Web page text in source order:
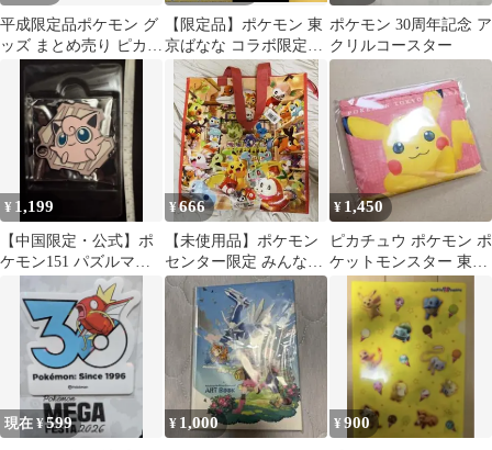
平成限定品ポケモン グ
ッズ まとめ売り ピカチ
ュウ フシギダネ
【限定品】ポケモン 東
京ばなな コラボ限定ピ
カチュウ エコバッグ
紙袋付き☆
ポケモン 30周年記念 ア
クリルコースター
¥ 1,199
【中国限定・公式】ポ
ケモン151 パズルマグ
¥666
【未使用品】ポケモン
センター限定 みんなで
おかいもの ショッピン
グ ショッパー
¥ 1,450
ピカチュウ ポケモン ポ
ケットモンスター 東京
ばな奈 エコバッグ 新品
非売品
現在 ¥599 ¥ 1,000 ¥900